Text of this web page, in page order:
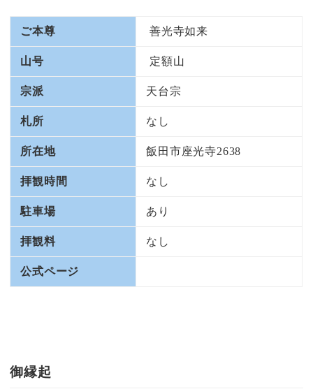
ご本尊 善光寺如来
山号 定額山
宗派 天台宗
札所 なし
所在地 飯田市座光寺2638
拝観時間 なし
駐車場 あり
拝観料 なし
公式ページ
御縁起